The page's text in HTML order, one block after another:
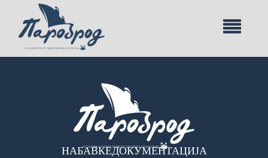
НАБАВКЕДОКУМЕНТАЦИЈА